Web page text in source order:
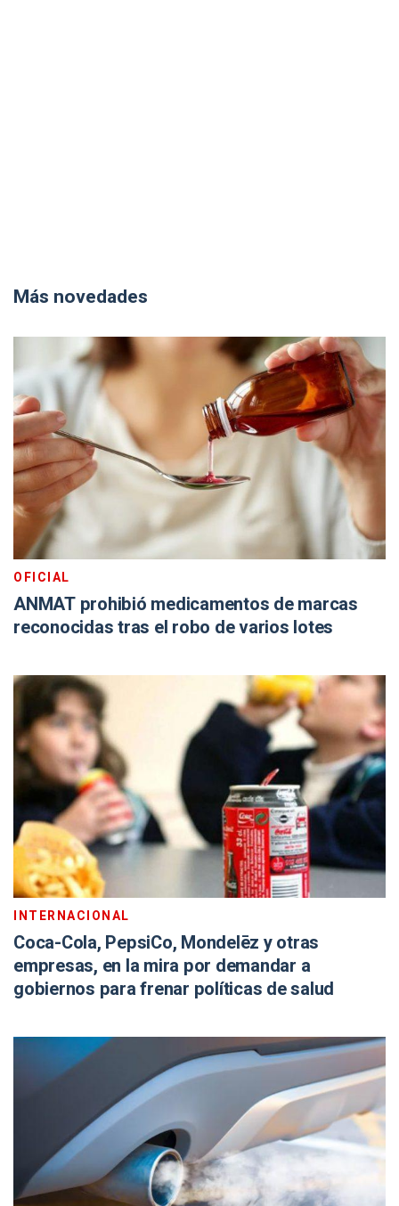
Más novedades
OFICIAL
ANMAT prohibió medicamentos de marcas
reconocidas tras el robo de varios lotes
INTERNACIONAL
Coca-Cola, PepsiCo, Mondelēz y otras
empresas, en la mira por demandar a
gobiernos para frenar políticas de salud